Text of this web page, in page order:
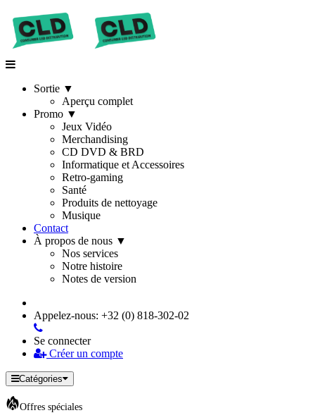
Sortie ▼
Aperçu complet
Promo ▼
Jeux Vidéo
Merchandising
CD DVD & BRD
Informatique et Accessoires
Retro-gaming
Santé
Produits de nettoyage
Musique
Contact
À propos de nous ▼
Nos services
Notre histoire
Notes de version
Appelez-nous: +32 (0) 818-302-02
Se connecter
Créer un compte
Catégories
Offres spéciales